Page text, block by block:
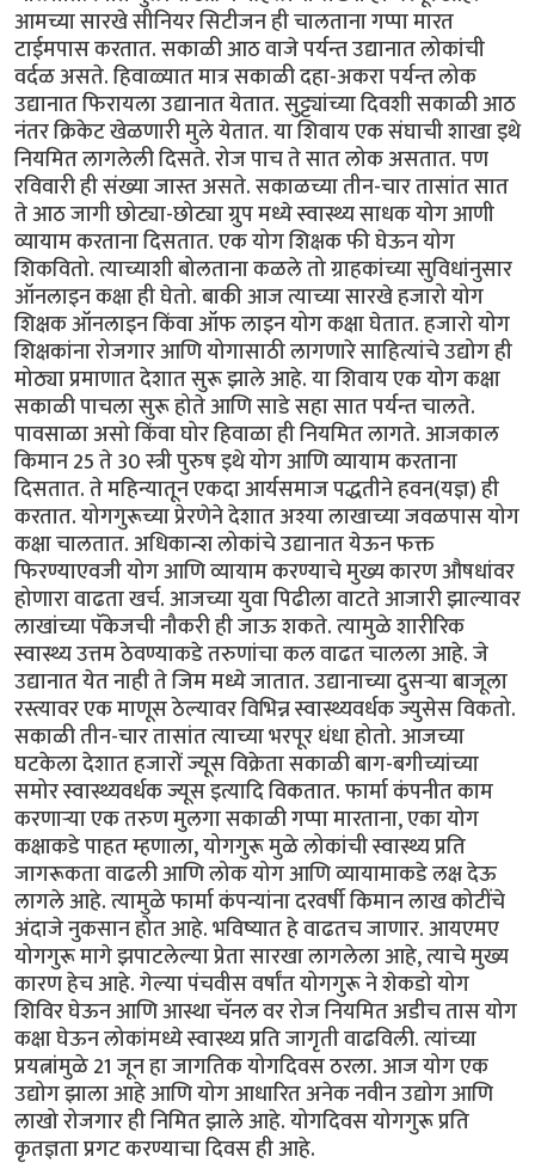
आमच्या सारखे सीनियर सिटीजन ही चालताना गप्पा मारत
टाईमपास करतात. सकाळी आठ वाजे पर्यन्त उद्यानात लोकांची
वर्दळ असते. हिवाळ्यात मात्र सकाळी दहा-अकरा पर्यन्त लोक
उद्यानात फिरायला उद्यानात येतात. सुट्ट्यांच्या दिवशी सकाळी आठ
नंतर क्रिकेट खेळणारी मुले येतात. या शिवाय एक संघाची शाखा इथे
नियमित लागलेली दिसते. रोज पाच ते सात लोक असतात. पण
रविवारी ही संख्या जास्त असते. सकाळच्या तीन-चार तासांत सात
ते आठ जागी छोट्या-छोट्या ग्रुप मध्ये स्वास्थ्य साधक योग आणी
व्यायाम करताना दिसतात. एक योग शिक्षक फी घेऊन योग
शिकवितो. त्याच्याशी बोलताना कळले तो ग्राहकांच्या सुविधांनुसार
ऑनलाइन कक्षा ही घेतो. बाकी आज त्याच्या सारखे हजारो योग
शिक्षक ऑनलाइन किंवा ऑफ लाइन योग कक्षा घेतात. हजारो योग
शिक्षकांना रोजगार आणि योगासाठी लागणारे साहित्यांचे उद्योग ही
मोठ्या प्रमाणात देशात सुरू झाले आहे. या शिवाय एक योग कक्षा
सकाळी पाचला सुरू होते आणि साडे सहा सात पर्यन्त चालते.
पावसाळा असो किंवा घोर हिवाळा ही नियमित लागते. आजकाल
किमान 25 ते 30 स्त्री पुरुष इथे योग आणि व्यायाम करताना
दिसतात. ते महिन्यातून एकदा आर्यसमाज पद्धतीने हवन(यज्ञ) ही
करतात. योगगुरूच्या प्रेरणेने देशात अश्या लाखाच्या जवळपास योग
कक्षा चालतात. अधिकान्श लोकांचे उद्यानात येऊन फक्त
फिरण्याएवजी योग आणि व्यायाम करण्याचे मुख्य कारण औषधांवर
होणारा वाढता खर्च. आजच्या युवा पिढीला वाटते आजारी झाल्यावर
लाखांच्या पॅकेजची नौकरी ही जाऊ शकते. त्यामुळे शारीरिक
स्वास्थ्य उत्तम ठेवण्याकडे तरुणांचा कल वाढत चालला आहे. जे
उद्यानात येत नाही ते जिम मध्ये जातात. उद्यानाच्या दुसर्‍या बाजूला
रस्त्यावर एक माणूस ठेल्यावर विभिन्न स्वास्थ्यवर्धक ज्युसेस विकतो.
सकाळी तीन-चार तासांत त्याच्या भरपूर धंधा होतो. आजच्या
घटकेला देशात हजारों ज्यूस विक्रेता सकाळी बाग-बगीच्यांच्या
समोर स्वास्थ्यवर्धक ज्यूस इत्यादि विकतात. फार्मा कंपनीत काम
करणार्‍या एक तरुण मुलगा सकाळी गप्पा मारताना, एका योग
कक्षाकडे पाहत म्हणाला, योगगुरू मुळे लोकांची स्वास्थ्य प्रति
जागरूकता वाढली आणि लोक योग आणि व्यायामाकडे लक्ष देऊ
लागले आहे. त्यामुळे फार्मा कंपन्यांना दरवर्षी किमान लाख कोटींचे
अंदाजे नुकसान होत आहे. भविष्यात हे वाढतच जाणार. आयएमए
योगगुरू मागे झपाटलेल्या प्रेता सारखा लागलेला आहे, त्याचे मुख्य
कारण हेच आहे. गेल्या पंचवीस वर्षांत योगगुरू ने शेकडो योग
शिविर घेऊन आणि आस्था चॅनल वर रोज नियमित अडीच तास योग
कक्षा घेऊन लोकांमध्ये स्वास्थ्य प्रति जागृती वाढविली. त्यांच्या
प्रयत्नांमुळे 21 जून हा जागतिक योगदिवस ठरला. आज योग एक
उद्योग झाला आहे आणि योग आधारित अनेक नवीन उद्योग आणि
लाखो रोजगार ही निमित झाले आहे. योगदिवस योगगुरू प्रति
कृतज्ञता प्रगट करण्याचा दिवस ही आहे.